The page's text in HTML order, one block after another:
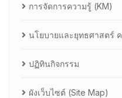
การจัดการความรู้ (KM)
นโยบายและยุทธศาสตร์
ปฏิทินกิจกรรม
ผังเว็บไซต์ (Site Map)